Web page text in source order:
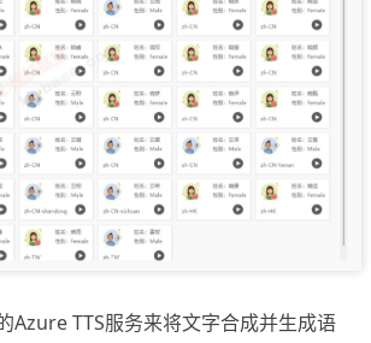
Azure TTS服务来将文字合成并生成语